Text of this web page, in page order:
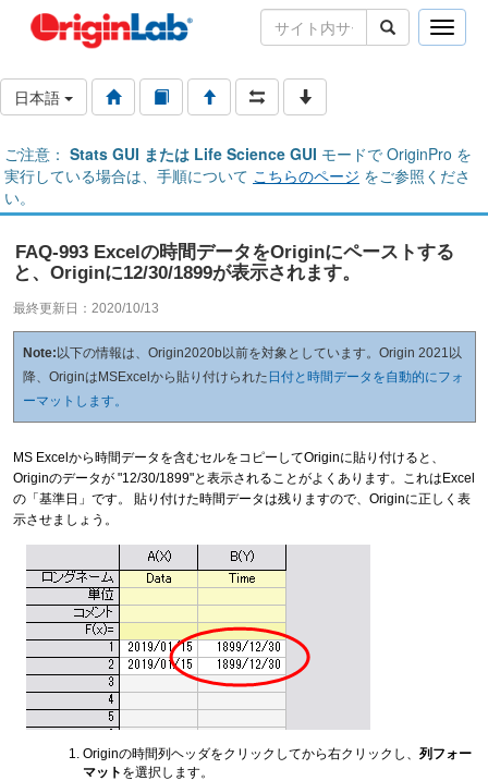
Toggle
日本語
ご注意： Stats GUI または Life Science GUI モードで OriginPro を
実行している場合は、手順について こちらのページ をご参照くださ
い。
FAQ-993 Excelの時間データをOriginにペーストする
と、Originに12/30/1899が表示されます。
最終更新日：2020/10/13
Note: 以下の情報は、Origin2020b以前を対象としています。Origin 2021以
降、OriginはMSExcelから貼り付けられた 日付と時間データを自動的にフォ
ーマットします。
MS Excelから時間データを含むセルをコピーしてOriginに貼り付けると、
Originのデータが "12/30/1899"と表示されることがよくあります。これはExcel
の「基準日」です。 貼り付けた時間データは残りますので、Originに正しく表
示させましょう。
Originの時間列ヘッダをクリックしてから右クリックし、 列フォー
マット を選択します。